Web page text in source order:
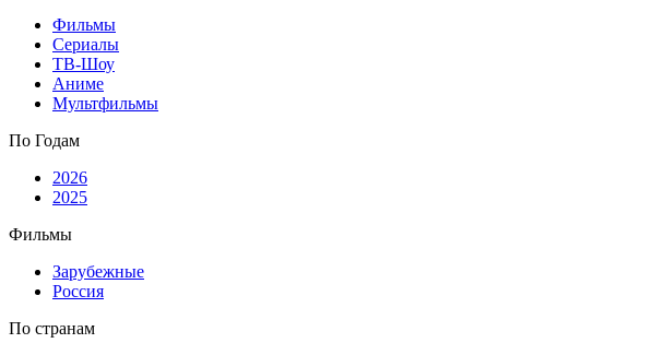
Фильмы
Сериалы
ТВ-Шоу
Аниме
Мультфильмы
По Годам
2026
2025
Фильмы
Зарубежные
Россия
По странам